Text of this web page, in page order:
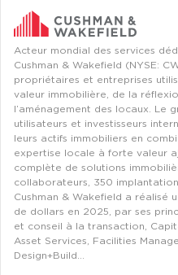
Acteur mondial des services
Cushman & Wakefield (NYSE:
propriétaires et entreprises
valeur immobilière, de la
l’aménagement des locaux. Le
utilisateurs et investisseurs
leurs actifs immobiliers en
expertise locale à forte valeur
complète de solutions
collaborateurs, 350
Cushman & Wakefield a réalisé
de dollars en 2025, par ses
et conseil à la transaction,
Asset Services, Facilities
Design+Build…